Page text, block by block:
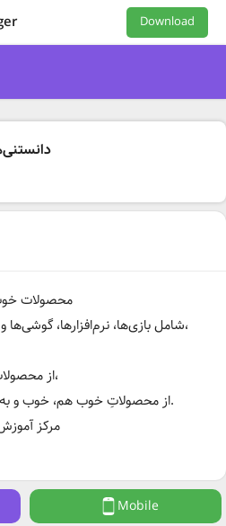
Download
محصولات
شامل بازی‌ها، نرم‌افزارها، گوشی‌ها و همه چیزش را بشناسیم،
از محصولاتِ بد استفاده نکنیم،
از محصولاتِ خوب هم، خوب و به‌اندازه استفاده کنیم.
مرکز
Mobile